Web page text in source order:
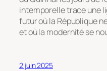
intemporelle trace une
futur où la République
et où la modernité se
2 juin 2025